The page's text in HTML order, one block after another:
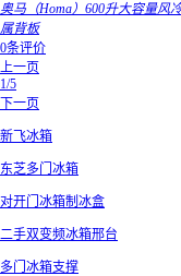
奥马（Homa）600升大容量风
属背板
0条评价
上一页
1/5
下一页
新飞冰箱
东芝多门冰箱
对开门冰箱制冰盒
二手双变频冰箱邢台
多门冰箱支撑